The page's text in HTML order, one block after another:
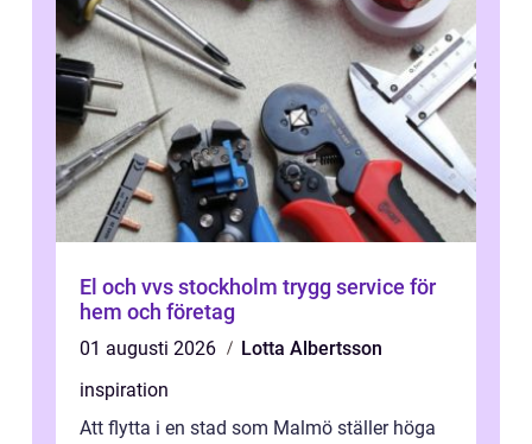
El och vvs stockholm trygg service för
hem och företag
01 augusti 2026
Lotta Albertsson
inspiration
Att flytta i en stad som Malmö ställer höga